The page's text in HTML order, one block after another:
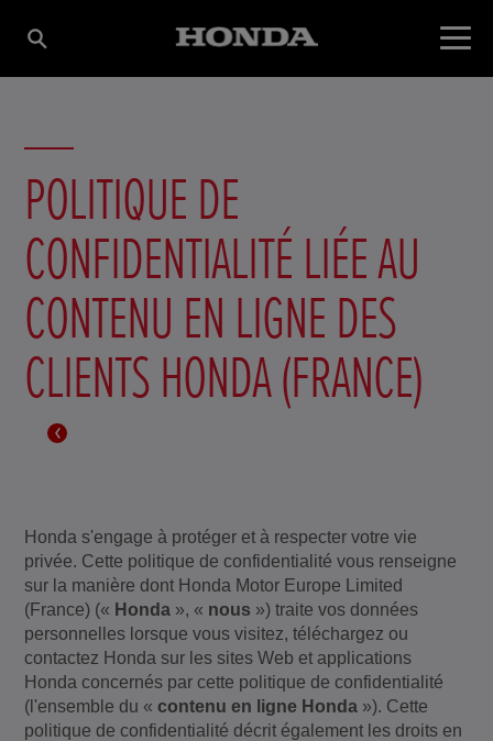
POLITIQUE DE
CONFIDENTIALITÉ LIÉE AU
CONTENU EN LIGNE DES
CLIENTS HONDA (FRANCE)
Honda s'engage à protéger et à respecter votre vie
privée. Cette politique de confidentialité vous renseigne
sur la manière dont Honda Motor Europe Limited
(France) (« Honda », « nous ») traite vos données
personnelles lorsque vous visitez, téléchargez ou
contactez Honda sur les sites Web et applications
Honda concernés par cette politique de confidentialité
(l'ensemble du «contenu en ligne Honda »). Cette
politique de confidentialité décrit également les droits en